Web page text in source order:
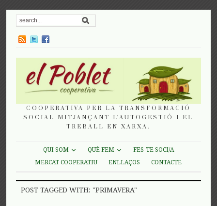
COOPERATIVA PER LA TRANSFORMACIÓ
SOCIAL MITJANÇANT L'AUTOGESTIÓ I EL
TREBALL EN XARXA.
QUI SOM QUÈ FEM
FES-TE SOCI/A
MERCAT COOPERATIU
ENLLAÇOS CONTACTE
POST TAGGED WITH: "PRIMAVERA"